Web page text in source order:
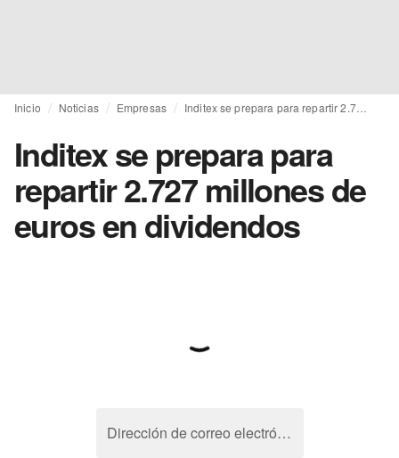
Inicio Noticias Empresas Inditex se prepara para repartir 2.727 millones de euros en dividendos
Inditex se prepara para
repartir 2.727 millones de
euros en dividendos
Dirección de correo electrónico